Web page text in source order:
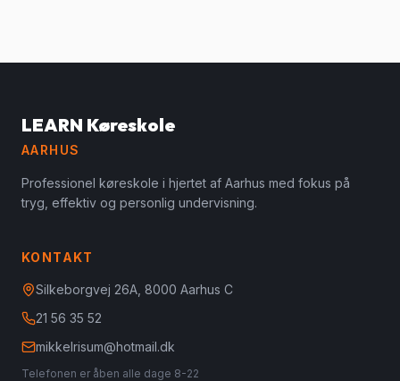
LEARN Køreskole
AARHUS
Professionel køreskole i hjertet af Aarhus med fokus på
tryg, effektiv og personlig undervisning.
KONTAKT
Silkeborgvej 26A, 8000 Aarhus C
21 56 35 52
mikkelrisum@hotmail.dk
Telefonen er åben alle dage 8-22